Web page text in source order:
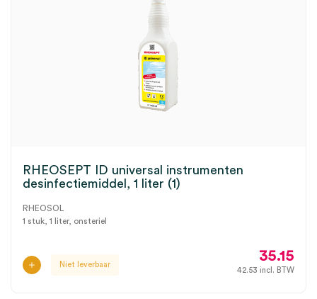
RHEOSEPT ID universal instrumenten
desinfectiemiddel, 1 liter (1)
RHEOSOL
1 stuk, 1 liter, onsteriel
Niet leverbaar
35.15
42.53 incl. BTW